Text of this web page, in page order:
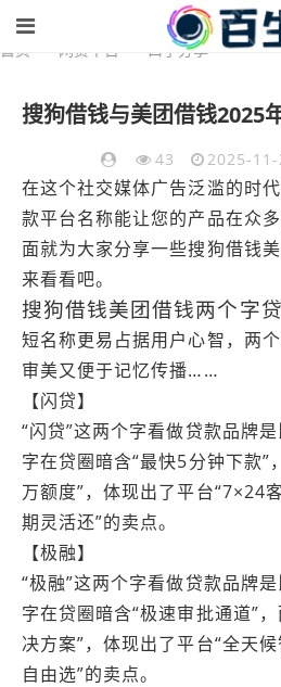
首页 网贷平台 口子分享
43 2025-
在这个社交媒体广告泛滥的时
款平台名称能让您的产品在众
面就为大家分享一些搜狗借钱
来看看吧。
搜狗借钱美团借钱两个字
短名称更易占据用户心智，两
审美又便于记忆传播……
【闪贷】
“闪贷”这两个字看做贷款品牌
字在贷圈暗含“最快5分钟下款”
万额度”，体现出了平台“7×24
期灵活还”的卖点。
【极融】
“极融”这两个字看做贷款品牌
字在贷圈暗含“极速审批通道”
决方案”，体现出了平台“全天
自由选”的卖点。